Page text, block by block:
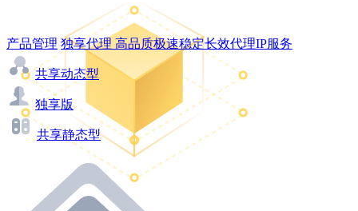
产品管理 独享代理 高品质极速稳定长效代理IP服务
共享动态型
独享版
共享静态型